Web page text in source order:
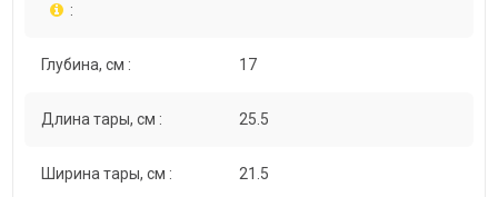
:
Глубина, см : 17
Длина тары, см : 25.5
Ширина тары, см : 21.5